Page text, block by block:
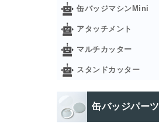
缶バッジマシンMini
アタッチメント
マルチカッター
スタンドカッター
缶バッジパーツ